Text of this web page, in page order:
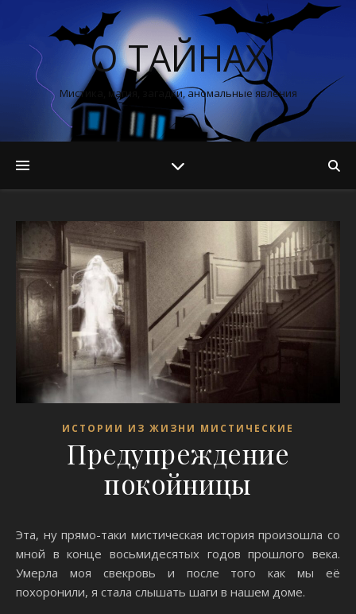
О ТАЙНАХ
Мистика, магия, загадки, аномальные явления
ИСТОРИИ ИЗ ЖИЗНИ МИСТИЧЕСКИЕ
Предупреждение
покойницы
Эта, ну прямо-таки мистическая история произошла со
мной в конце восьмидесятых годов прошлого века.
Умерла моя свекровь и после того как мы её
похоронили, я стала слышать шаги в нашем доме.